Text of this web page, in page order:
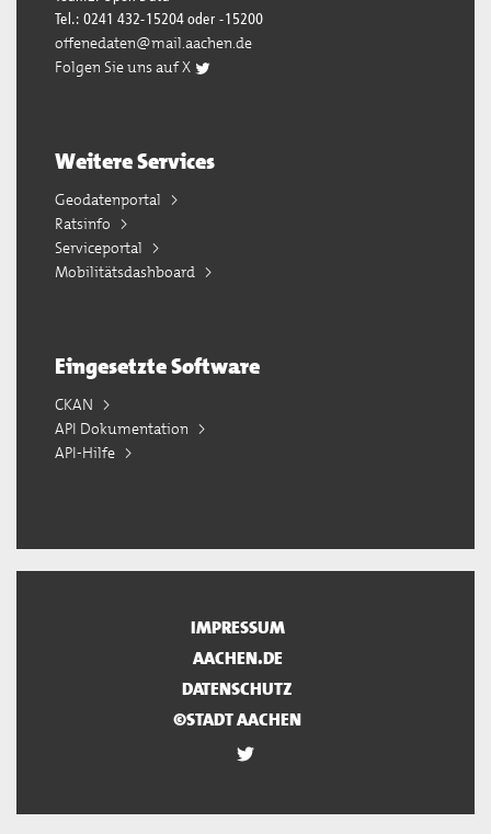
Tel.: 0241 432-15204 oder -15200
offenedaten@mail.aachen.de
Folgen Sie uns auf X
Weitere Services
Geodatenportal
Ratsinfo
Serviceportal
Mobilitätsdashboard
Eingesetzte Software
CKAN
API Dokumentation
API-Hilfe
IMPRESSUM
AACHEN.DE
DATENSCHUTZ
©STADT AACHEN